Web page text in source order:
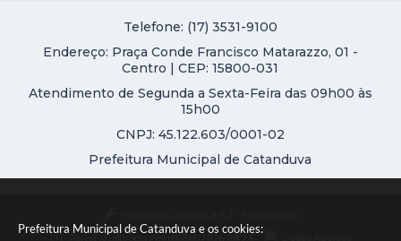
Prefeitura Municipal de Catanduva e os cookies:
Telefone: (17) 3531-9100
Endereço: Praça Conde Francisco Matarazzo, 01 -
Centro | CEP: 15800-031
Atendimento de Segunda a Sexta-Feira das 09h00 às
15h00
CNPJ: 45.122.603/0001-02
Prefeitura Municipal de Catanduva
Portal atualizado em: